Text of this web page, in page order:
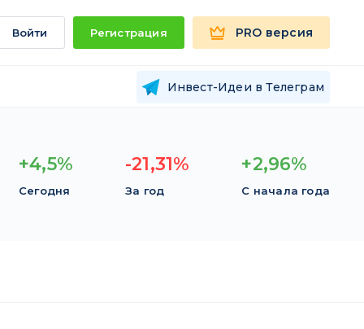
Войти Регистрация PRO версия
Инвест-Идеи в Телеграм
+4,5%
Сегодня
-21,31%
За год
+2,96%
С начала года